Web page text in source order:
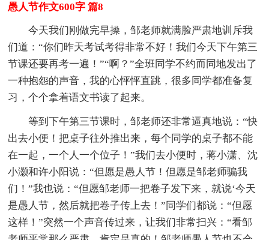
愚人节作文600字 篇8
今天我们刚做完早操，邹老师就满脸严肃地训斥我
们道：“你们昨天考试考得非常不好！我们今天下午第三
节课还要再考一遍！”“啊？”全班同学不约而同地发出了
一种抱怨的声音，我的心怦怦直跳，很多同学都准备复
习，个个拿着语文书读了起来。
等到下午第三节课时，邹老师还非常逼真地说：“快
出去小便！把桌子往外推出来，每个同学的桌子都不能
在一起，一个人一个位子！”我们去小便时，蒋小潇、沈
小灏和许小阳说：“但愿是愚人节！但愿是邹老师骗我
们！”我也说：“但愿邹老师一把卷子发下来，就说‘今天
是愚人节，然后就把卷子传上去！”同学们都说：“但愿
这样！”突然一个声音传过来，让我们非常扫兴：“看邹